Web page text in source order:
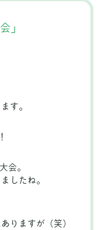
」
す。
会。
したね。
りますが（笑）